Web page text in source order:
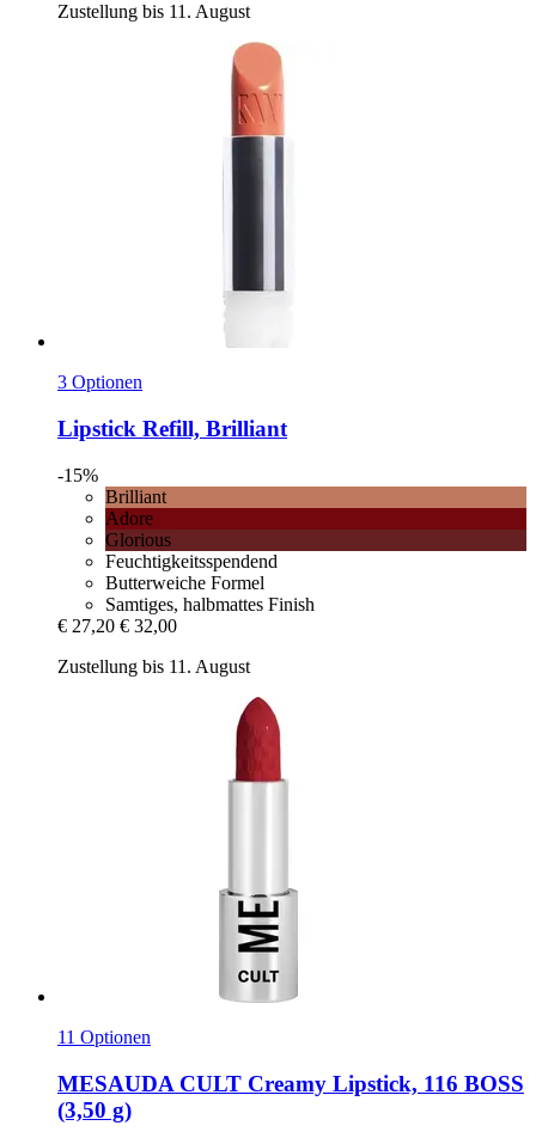
Zustellung bis 11. August
3 Optionen
Lipstick Refill, Brilliant
-15%
Brilliant
Adore
Glorious
Feuchtigkeitsspendend
Butterweiche Formel
Samtiges, halbmattes Finish
€ 27,20 € 32,00
Zustellung bis 11. August
11 Optionen
MESAUDA CULT Creamy Lipstick, 116 BOSS
(3,50 g)